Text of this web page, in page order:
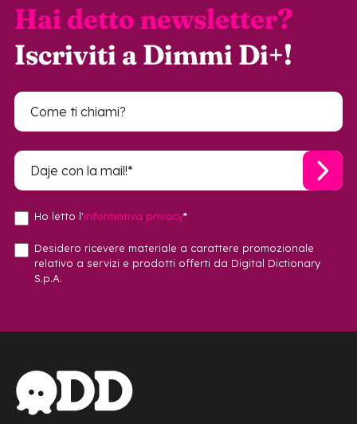
Hai detto newsletter?
Iscriviti a Dimmi Di+!
Ho letto l'informativa privacy*
Desidero ricevere materiale a carattere promozionale
relativo a servizi e prodotti offerti da Digital Dictionary
S.p.A.